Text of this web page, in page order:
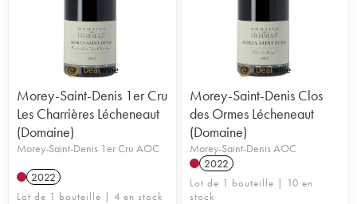
rouges. Les vins font toujours preuve d'une très
grande précision au niveau des élevages et des
vinifications. Les prix sont demeurés raisonnables,
ce qui en fait une excellente référence de côte de
nuits.
Morey-Saint-Denis 1er Cru
Les Charrières Lécheneaut
(Domaine)
Morey-Saint-Denis 1er Cru AOC
2022
Lot de 1 bouteille | 4 en stock
Morey-Saint-Denis Clos
des Ormes Lécheneaut
(Domaine)
Morey-Saint-Denis AOC
2022
Lot de 1 bouteille | 10 en
stock